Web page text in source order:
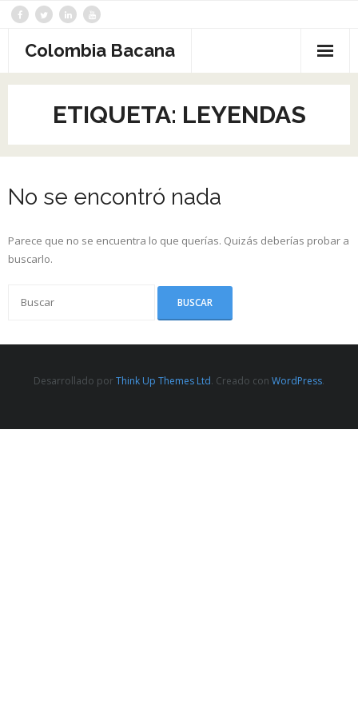
Saltar
contenidoColombia Bacana
ETIQUETA: LEYENDAS
No se encontró nada
Parece que no se encuentra lo que querías. Quizás deberías probar a
buscarlo.
Desarrollado porThink Up Themes Ltd. Creado con WordPress.